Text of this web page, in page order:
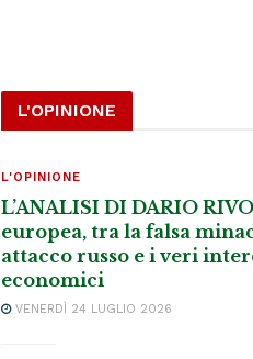
L'OPINIONE
L'OPINIONE
L’ANALISI DI DARIO
europea, tra la falsa
attacco russo e i veri
economici
VENERDÌ 24 LUGLIO 2026